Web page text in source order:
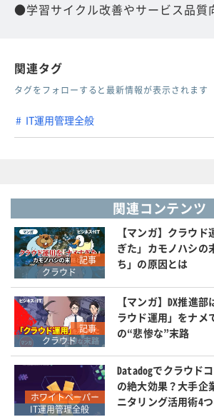
●学習サイクル改善やサービス品質
関連タグ
タグをフォローすると最新情報が表示されます
IT運用管理全般
関連コンテンツ
記事
クラウド
【マンガ】クラウ
ぎた」カモノハシの
ち」の原因とは
記事
クラウド
【マンガ】DX推進
ラウド運用」をナメ
の“悲惨な”末路
ホワイトペーパー
IT運用管理全般
Datadogでクラウド
の絶大効果？大手企
ニタリング活用術4